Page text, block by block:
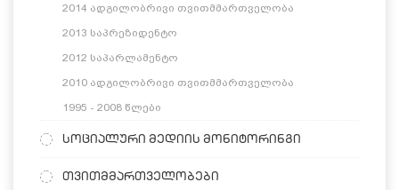
2014 ადგილობრივი თვითმმართველობა
2013 საპრეზიდენტო
2012 საპარლამენტო
2010 ადგილობრივი თვითმმართველობა
1995 - 2008 წლები
სოციალური მედიის მონიტორინგი
თვითმმართველობები